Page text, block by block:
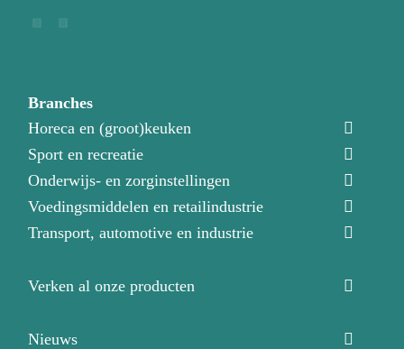
Branches
Horeca en (groot)keuken
Sport en recreatie
Onderwijs- en zorginstellingen
Voedingsmiddelen en retailindustrie
Transport, automotive en industrie
Verken al onze producten
Nieuws